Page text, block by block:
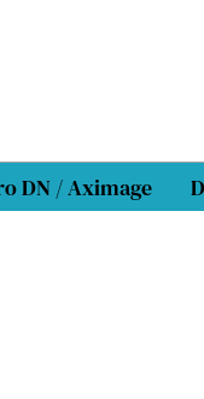
DN / Aximage